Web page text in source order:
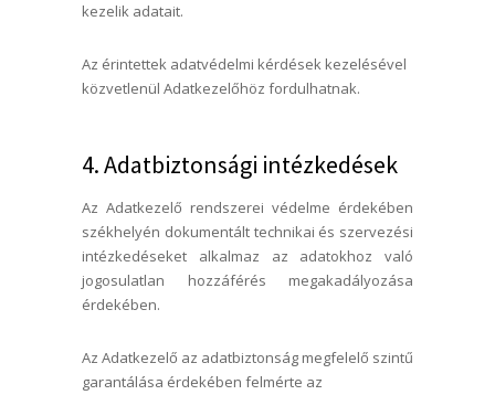
kezelik adatait.
Az érintettek adatvédelmi kérdések kezelésével
közvetlenül Adatkezelőhöz fordulhatnak.
4. Adatbiztonsági intézkedések
Az Adatkezelő rendszerei védelme érdekében
székhelyén dokumentált technikai és szervezési
intézkedéseket alkalmaz az adatokhoz való
jogosulatlan hozzáférés megakadályozása
érdekében.
Az Adatkezelő az adatbiztonság megfelelő szintű
garantálása érdekében felmérte az